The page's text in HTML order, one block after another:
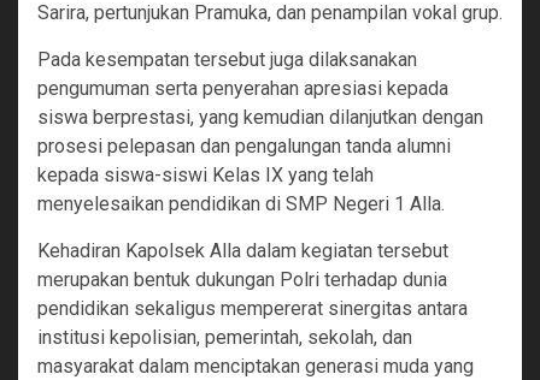
Sarira, pertunjukan Pramuka, dan penampilan vokal grup.
Pada kesempatan tersebut juga dilaksanakan
pengumuman serta penyerahan apresiasi kepada
siswa berprestasi, yang kemudian dilanjutkan dengan
prosesi pelepasan dan pengalungan tanda alumni
kepada siswa-siswi Kelas IX yang telah
menyelesaikan pendidikan di SMP Negeri 1 Alla.
Kehadiran Kapolsek Alla dalam kegiatan tersebut
merupakan bentuk dukungan Polri terhadap dunia
pendidikan sekaligus mempererat sinergitas antara
institusi kepolisian, pemerintah, sekolah, dan
masyarakat dalam menciptakan generasi muda yang